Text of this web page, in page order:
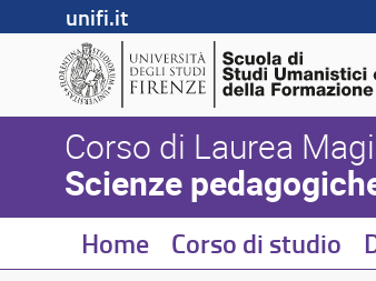
unifi.it
Corso di Laurea
Scienze
Home Corso di studio